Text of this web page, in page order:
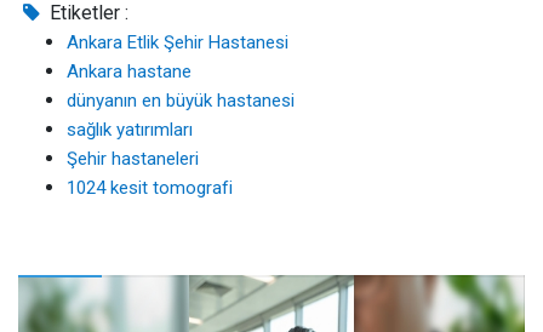
Etiketler :
Ankara Etlik Şehir Hastanesi
Ankara hastane
dünyanın en büyük hastanesi
sağlık yatırımları
Şehir hastaneleri
1024 kesit tomografi